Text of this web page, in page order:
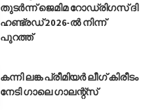
തുടർന്ന് ജെമിമ റോഡ്രിഗസ് ദി
ഹണ്ട്രഡ് 2026-ൽ നിന്ന്
പുറത്ത്
കന്നി ലങ്ക പ്രീമിയർ ലീഗ് കിരീടം
നേടി ഗാലെ ഗാലന്റ്‌സ്